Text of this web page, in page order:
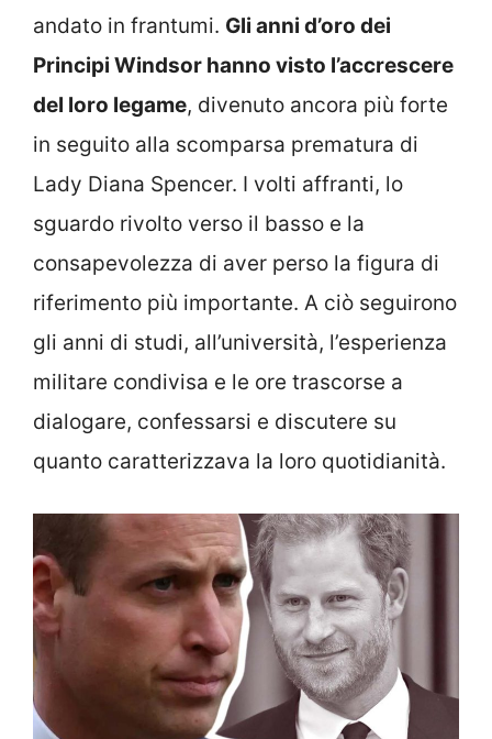
andato in frantumi. Gli anni d’oro dei
Principi Windsor hanno visto l’accrescere
del loro legame, divenuto ancora più forte
in seguito alla scomparsa prematura di
Lady Diana Spencer. I volti affranti, lo
sguardo rivolto verso il basso e la
consapevolezza di aver perso la figura di
riferimento più importante. A ciò seguirono
gli anni di studi, all’università, l’esperienza
militare condivisa e le ore trascorse a
dialogare, confessarsi e discutere su
quanto caratterizzava la loro quotidianità.